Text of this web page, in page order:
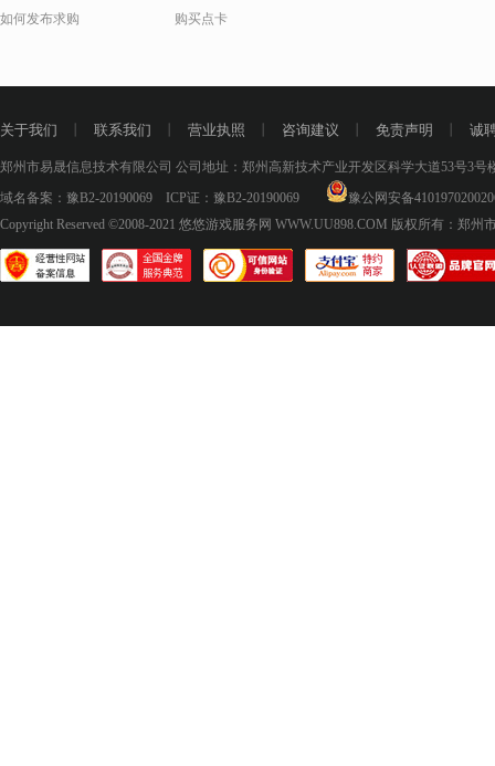
如何发布求购
购买点卡
关于我们 联系我们 营业执照 咨询建议 免责声明 诚
郑州市易晟信息技术有限公司 公司地址：郑州高新技术产业开发区科学大道53号3号
域名备案： 豫B2-20190069 ICP证： 豫B2-20190069
豫公网安备
Copyright Reserved ©2008-2021 悠悠游戏服务网 WWW.UU898.COM 版权所有：郑州